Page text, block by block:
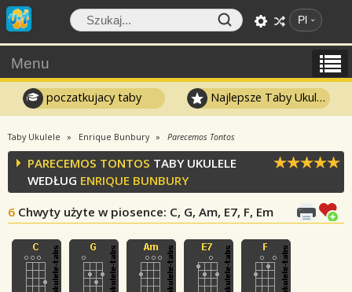
Pl
Menu
poczatkujacy taby Najlepsze Taby Ukulele
Taby Ukulele Enrique Bunbury Parecemos Tontos
PARECEMOS TONTOS TABY UKULELE
WEDŁUG ENRIQUE BUNBURY
6 Chwyty użyte w piosence: C, G, Am, E7, F, Em